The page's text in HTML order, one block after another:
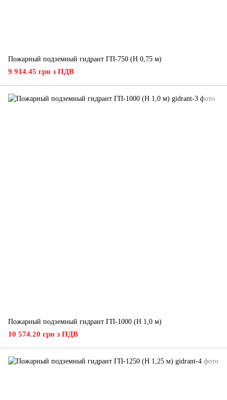
Пожарный подземный гидрант ГП-750 (H 0,75 м)
9 914.45 грн з ПДВ
Пожарный подземный гидрант ГП-1000 (H 1,0 м)
10 574.20 грн з ПДВ